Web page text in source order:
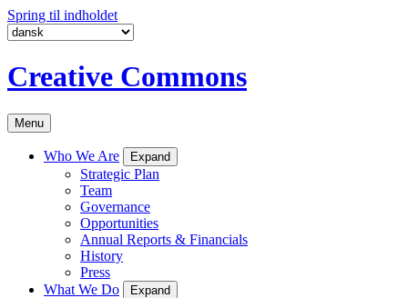
Spring til indholdet
Creative Commons
Menu
Who We Are Expand
Strategic Plan
Team
Governance
Opportunities
Annual Reports & Financials
History
Press
What We Do
Expand